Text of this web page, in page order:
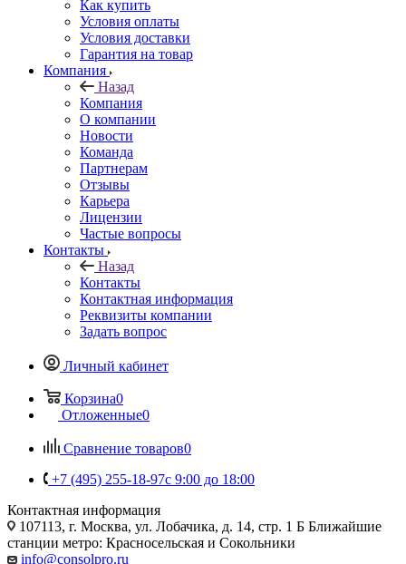
Как купить
Условия оплаты
Условия доставки
Гарантия на товар
Компания
Назад
Компания
О компании
Новости
Команда
Партнерам
Отзывы
Карьера
Лицензии
Частые вопросы
Контакты
Назад
Контакты
Контактная информация
Реквизиты компании
Задать вопрос
Личный кабинет
Корзина0
Отложенные0
Сравнение товаров0
+7 (495) 255-18-97с 9:00 до 18:00
Контактная информация
107113, г. Москва, ул. Лобачика, д. 14, стр. 1 Б Ближайшие
станции метро: Красносельская и Сокольники
info@consolpro.ru